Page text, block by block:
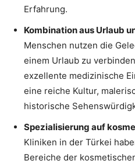
Erfahrung.
Kombination aus Urlaub
Menschen nutzen die
einem Urlaub zu
exzellente medizinische
eine reiche Kultur,
historische
Spezialisierung auf
Kliniken in der Türkei
Bereiche der